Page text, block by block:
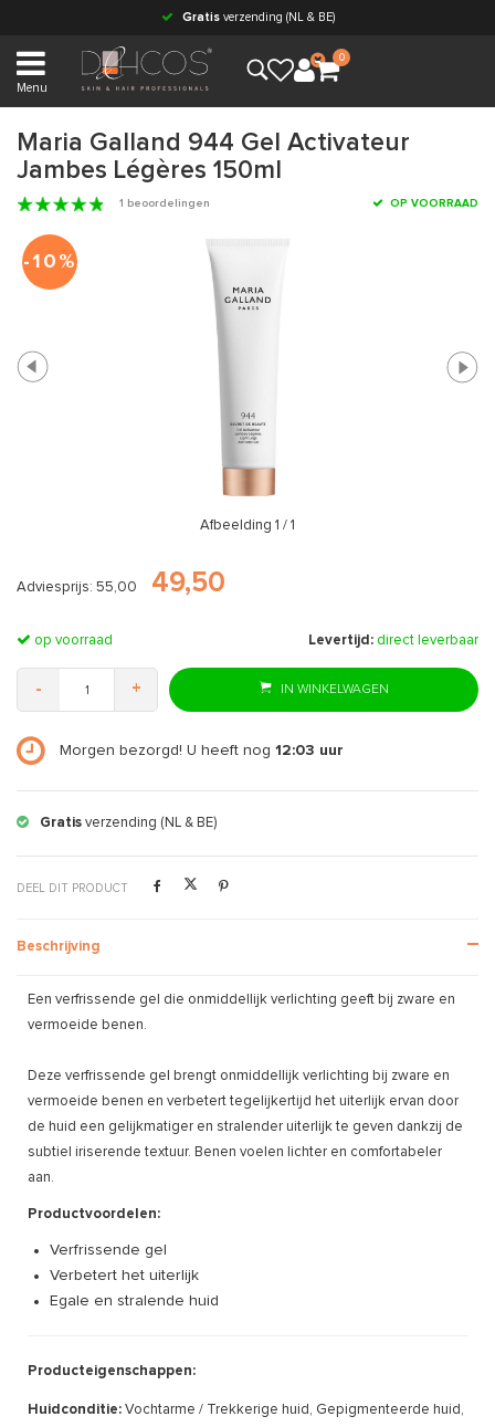
Gratisverzending (NL & BE)
Menu
0
Maria Galland 944 Gel Activateur
Jambes Légères 150ml
1 beoordelingen OP VOORRAAD
-10%
Afbeelding 1 / 1
Adviesprijs: 55,00 49,50
op voorraad Levertijd: direct leverbaar
- + IN WINKELWAGEN
Morgen bezorgd! U heeft nog 12:03 uur
Gratis verzending (NL & BE)
DEEL DIT PRODUCT
Beschrijving
Een verfrissende gel die onmiddellijk verlichting geeft bij zware en
vermoeide benen.
Deze verfrissende gel brengt onmiddellijk verlichting bij zware en
vermoeide benen en verbetert tegelijkertijd het uiterlijk ervan door
de huid een gelijkmatiger en stralender uiterlijk te geven dankzij de
subtiel iriserende textuur. Benen voelen lichter en comfortabeler
aan.
Productvoordelen:
Verfrissende gel
Verbetert het uiterlijk
Egale en stralende huid
Producteigenschappen:
Huidconditie: Vochtarme / Trekkerige huid, Gepigmenteerde huid,